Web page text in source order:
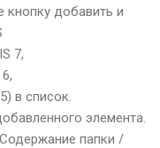
кнопку добавить и
7,
) в список.
элемента.
папки /